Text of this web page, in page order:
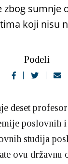
zbog sumnje
koji nisu
Podeli
deset
poslovnih
studija
ovu državnu